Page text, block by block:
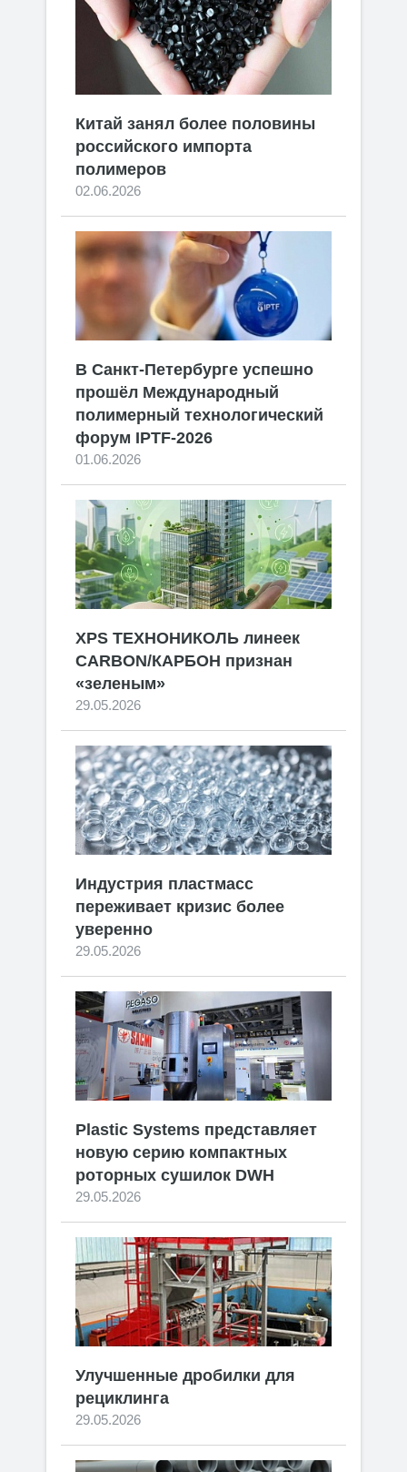
Китай занял более половины
российского импорта
полимеров
02.06.2026
В Санкт-Петербурге успешно
прошёл Международный
полимерный технологический
форум IPTF-2026
01.06.2026
XPS ТЕХНОНИКОЛЬ линеек
CARBON/КАРБОН признан
«зеленым»
29.05.2026
Индустрия пластмасс
переживает кризис более
уверенно
29.05.2026
Plastic Systems представляет
новую серию компактных
роторных сушилок DWH
29.05.2026
Улучшенные дробилки для
рециклинга
29.05.2026